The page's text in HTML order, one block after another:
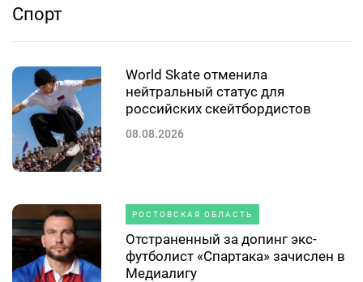
Спорт
World Skate отменила
нейтральный статус для
российских скейтбордистов
08.08.2026
РОСТОВСКАЯ ОБЛАСТЬ
Отстраненный за допинг экс-
футболист «Спартака» зачислен в
Медиалигу